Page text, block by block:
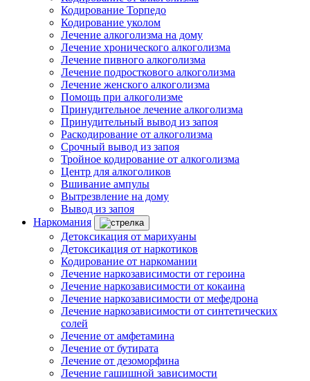
Кодирование Торпедо
Кодирование уколом
Лечение алкоголизма на дому
Лечение хронического алкоголизма
Лечение пивного алкоголизма
Лечение подросткового алкоголизма
Лечение женского алкоголизма
Помощь при алкоголизме
Принудительное лечение алкоголизма
Принудительный вывод из запоя
Раскодирование от алкоголизма
Срочный вывод из запоя
Тройное кодирование от алкоголизма
Центр для алкоголиков
Вшивание ампулы
Вытрезвление на дому
Вывод из запоя
Наркомания
Детоксикация от марихуаны
Детоксикация от наркотиков
Кодирование от наркомании
Лечение наркозависимости от героина
Лечение наркозависимости от кокаина
Лечение наркозависимости от мефедрона
Лечение наркозависимости от синтетических
солей
Лечение от амфетамина
Лечение от бутирата
Лечение от дезоморфина
Лечение гашишной зависимости